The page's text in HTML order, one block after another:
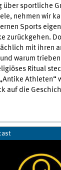
über sportliche
nehmen wir
Sports
zurück­gehen.
mit ihren
warum
Ritual
Athleten“
auf die